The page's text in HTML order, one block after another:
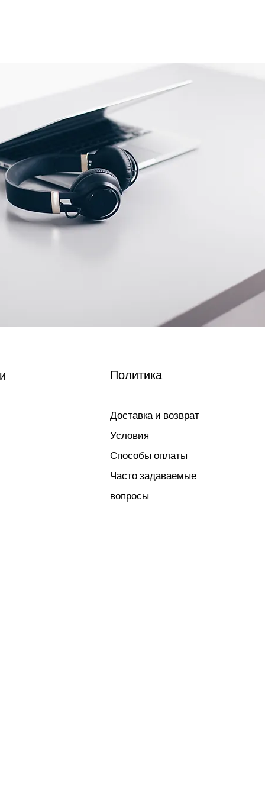
Политика
Доставка и возврат
Условия
Способы оплаты
Часто задаваемые
вопросы